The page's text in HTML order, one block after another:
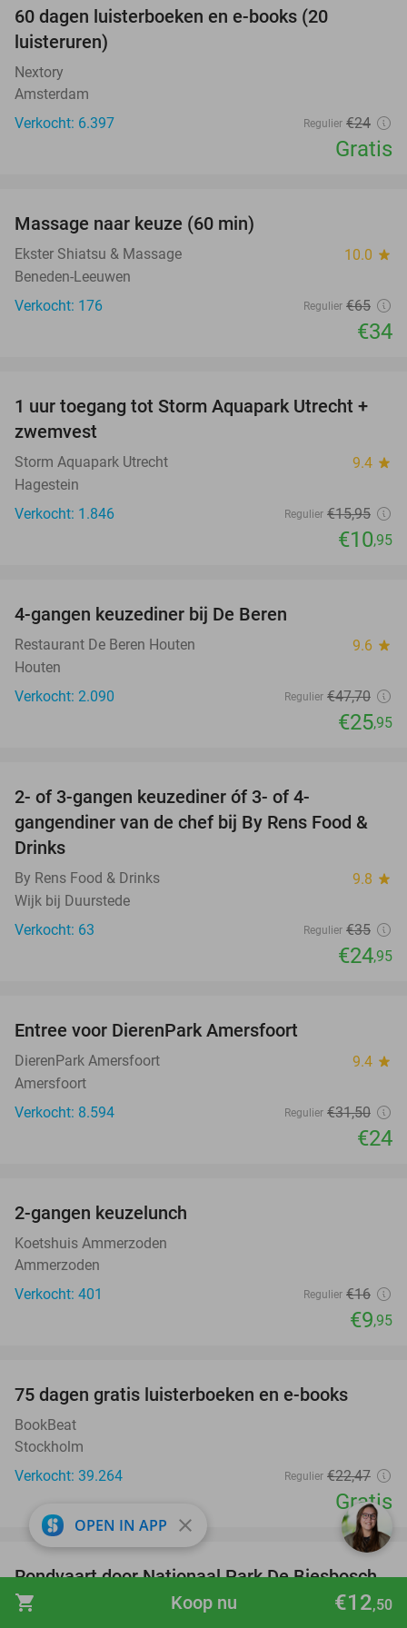
shopping_cart €12,50
Koop nu
60 dagen luisterboeken en e-books (20
luisteruren)
Nextory
Amsterdam
Verkocht: 6.397
Regulier €24
Gratis
Massage naar keuze (60 min)
Ekster Shiatsu & Massage 10.0 star
Beneden-Leeuwen
Verkocht: 176
Regulier €65
€34
31%
1 uur toegang tot Storm Aquapark Utrecht +
zwemvest
Storm Aquapark Utrecht 9.4 star
Hagestein
Verkocht: 1.846
Regulier €15,95
€10,95
4-gangen keuzediner bij De Beren
Restaurant De Beren Houten 9.6 star
Houten
Verkocht: 2.090
Regulier €47,70
€25,95
2- of 3-gangen keuzediner óf 3- of 4-
gangendiner van de chef bij By Rens Food &
Drinks
By Rens Food & Drinks 9.8 star
Wijk bij Duurstede
Verkocht: 63
Regulier €35
€24,95
Entree voor DierenPark Amersfoort
DierenPark Amersfoort 9.4 star
Amersfoort
Verkocht: 8.594
Regulier €31,50
€24
2-gangen keuzelunch
Koetshuis Ammerzoden
Ammerzoden
Verkocht: 401
Regulier €16
€9,95
75 dagen gratis luisterboeken en e-books
BookBeat
Stockholm
Verkocht: 39.264
Regulier €22,47
Gratis
21%
favorite_border
Rondvaart door Nationaal Park De Biesbosch
(2 uur)
OPEN IN APP close